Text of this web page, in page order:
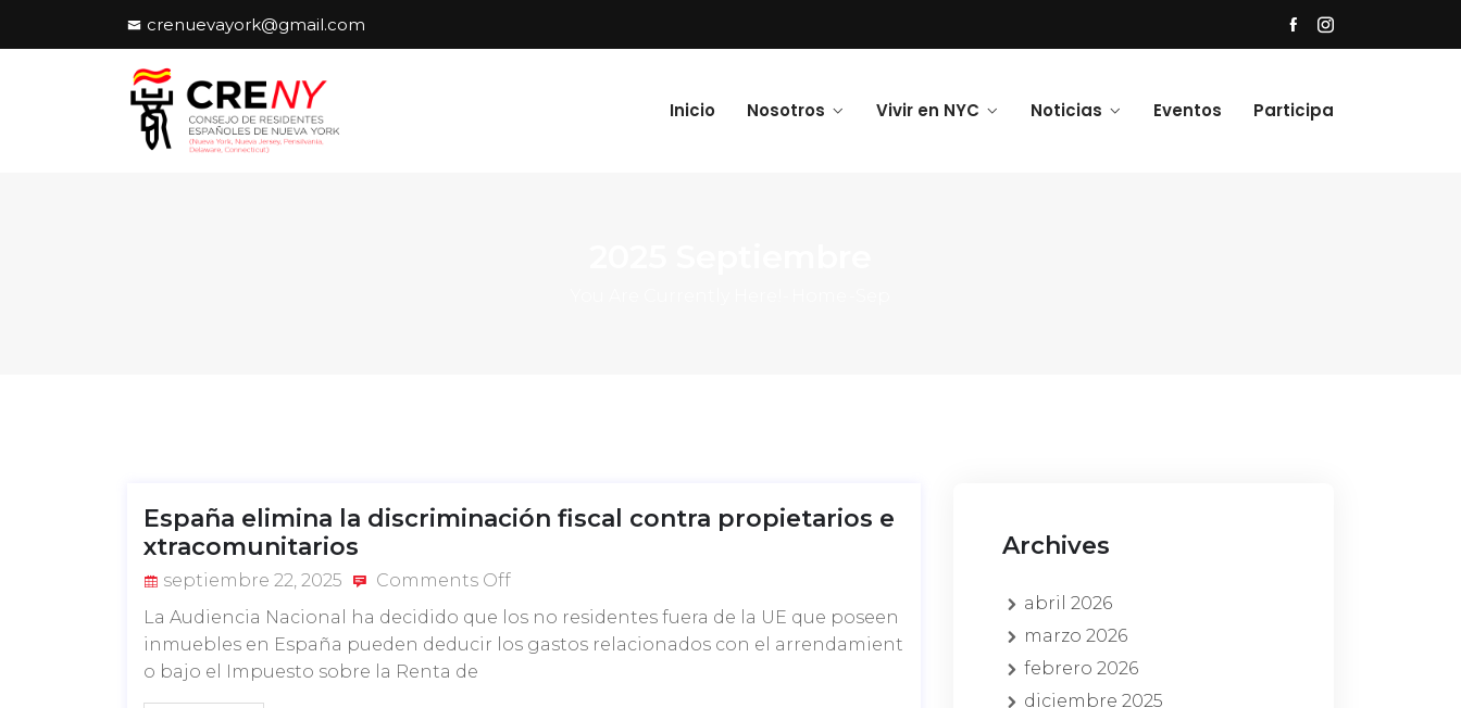
crenuevayork@gmail.com
Inicio Nosotros Vivir en NYC Noticias Eventos Participa
España elimina la discriminación fiscal contra propietarios e
xtracomunitarios
septiembre 22, 2025
Comments Off
La Audiencia Nacional ha decidido que los no residentes fuera de la UE que poseen
inmuebles en España pueden deducir los gastos relacionados con el arrendamient
o bajo el Impuesto sobre la Renta de
Archives
abril 2026
marzo 2026
febrero 2026
diciembre 2025